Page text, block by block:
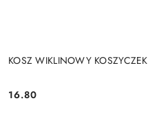
KOSZ WIKLINOWY KOSZYCZEK
Cena:
16.80